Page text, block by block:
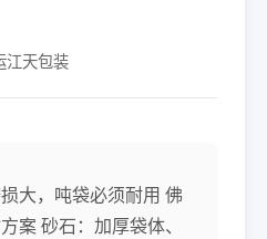
江天包装
大，吨袋必须耐用 佛
案 砂石：加厚袋体、